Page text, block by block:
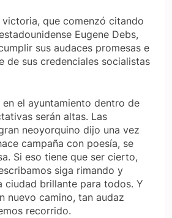
victoria, que comenzó citando
Eugene Debs,
sus audaces promesas e
de sus credenciales socialistas
en el ayuntamiento dentro de
serán altas. Las
neoyorquino dijo una vez
campaña con poesía, se
Si eso tiene que ser cierto,
siga rimando y
ciudad brillante para todos. Y
nuevo camino, tan audaz
recorrido.